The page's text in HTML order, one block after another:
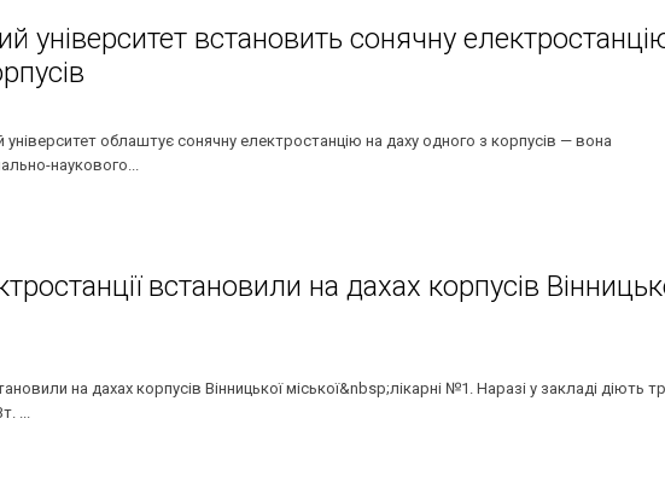
університет встановить сонячну
університет облаштує сонячну електростанцію на даху одного з корпусів — вона
наукового...
встановили на дахах корпусів
на дахах корпусів Вінницької міської&nbsp;лікарні №1. Наразі у закладі діють
...